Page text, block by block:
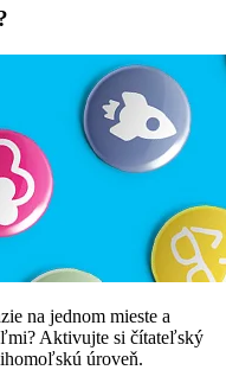
na jednom mieste a
Aktivujte si čítateľský
úroveň.